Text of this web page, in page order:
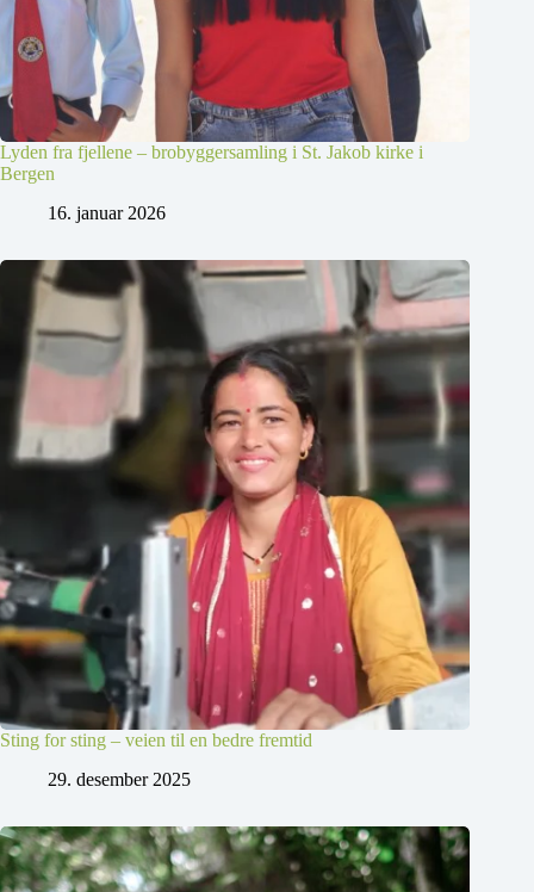
Lyden fra fjellene – brobyggersamling i St. Jakob kirke i
Bergen
16. januar 2026
Sting for sting – veien til en bedre fremtid
29. desember 2025